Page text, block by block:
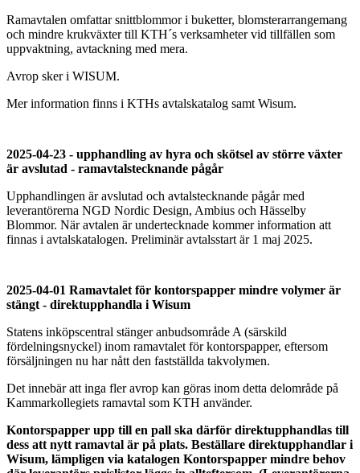
Ramavtalen omfattar snittblommor i buketter, blomsterarrangemang
och mindre krukväxter till KTH´s verksamheter vid tillfällen som
uppvaktning, avtackning med mera.
Avrop sker i WISUM.
Mer information finns i KTHs avtalskatalog samt Wisum.
2025-04-23 - upphandling av hyra och skötsel av större växter
är avslutad - ramavtalstecknande pågår
Upphandlingen är avslutad och avtalstecknande pågår med
leverantörerna NGD Nordic Design, Ambius och Hässelby
Blommor. När avtalen är undertecknade kommer information att
finnas i avtalskatalogen. Preliminär avtalsstart är 1 maj 2025.
2025-04-01 Ramavtalet för kontorspapper mindre volymer är
stängt - direktupphandla i Wisum
Statens inköpscentral stänger anbudsområde A (särskild
fördelningsnyckel) inom ramavtalet för kontorspapper, eftersom
försäljningen nu har nått den fastställda takvolymen.
Det innebär att inga fler avrop kan göras inom detta delområde på
Kammarkollegiets ramavtal som KTH använder.
Kontorspapper upp till en pall ska därför direktupphandlas till
dess att nytt ramavtal är på plats. Beställare direktupphandlar i
Wisum, lämpligen via katalogen Kontorspapper mindre behov